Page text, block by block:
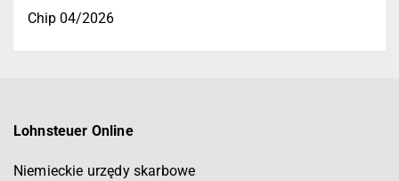
Chip 04/2026
Lohnsteuer Online
Niemieckie urzędy skarbowe